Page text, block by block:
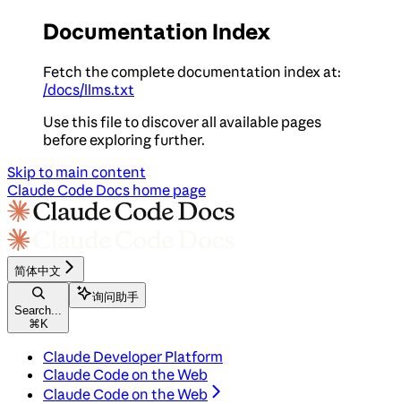
Documentation Index
Fetch the complete documentation index at:
/docs/llms.txt
Use this file to discover all available pages
before exploring further.
Skip to main content
Claude Code Docs home page
简体中文
Search...
⌘ K
询问助手
Claude Developer Platform
Claude Code on the Web
Claude Code on the Web